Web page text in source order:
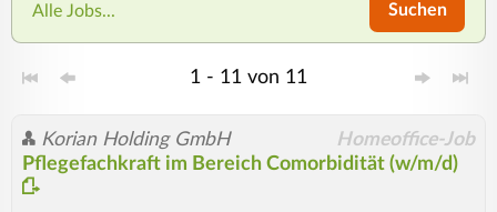
Alle Jobs... Suchen
1 - 11 von 11
Korian Holding GmbH Homeoffice-Job
Pflegefachkraft im Bereich Comorbidität (w/m/d)